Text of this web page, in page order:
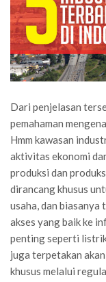
Dari penjelasan
pemahaman
Hmm kawasan
aktivitas ekonomi
produksi dan
dirancang khusus
usaha, dan
akses yang baik ke
penting seperti
juga terpetakan
khusus melalui